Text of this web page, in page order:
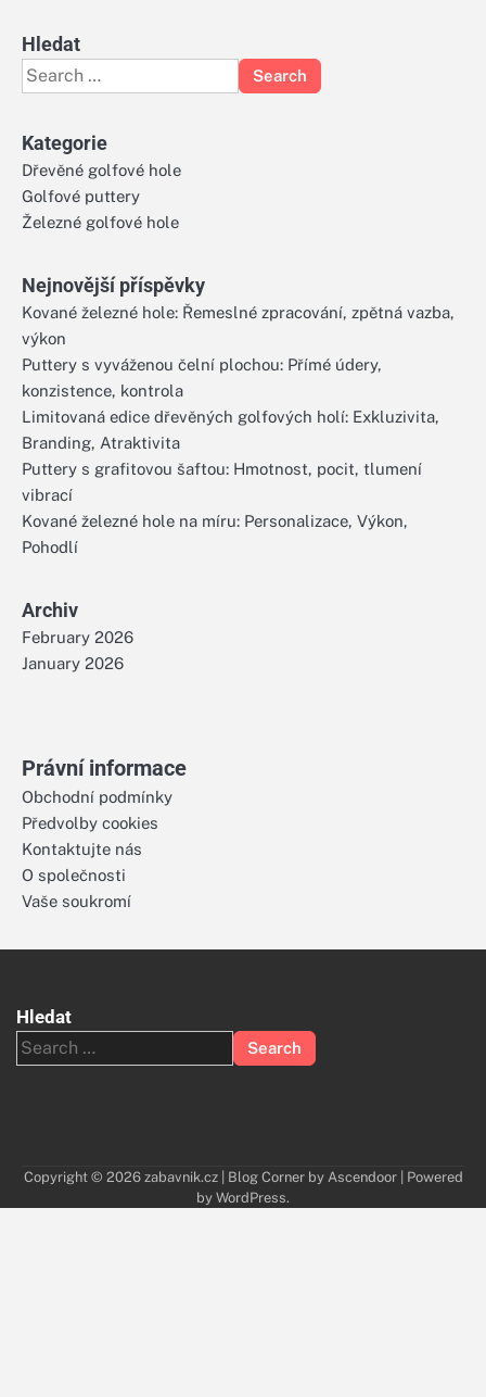
Hledat
Search
for:
Kategorie
Dřevěné golfové hole
Golfové puttery
Železné golfové hole
Nejnovější příspěvky
Kované železné hole: Řemeslné zpracování, zpětná vazba,
výkon
Puttery s vyváženou čelní plochou: Přímé údery,
konzistence, kontrola
Limitovaná edice dřevěných golfových holí: Exkluzivita,
Branding, Atraktivita
Puttery s grafitovou šaftou: Hmotnost, pocit, tlumení
vibrací
Kované železné hole na míru: Personalizace, Výkon,
Pohodlí
Archiv
February 2026
January 2026
Právní informace
Obchodní podmínky
Předvolby cookies
Kontaktujte nás
O společnosti
Vaše soukromí
Hledat
Search
for:
Copyright © 2026 zabavnik.cz| Blog Corner by Ascendoor| Powered
by WordPress.